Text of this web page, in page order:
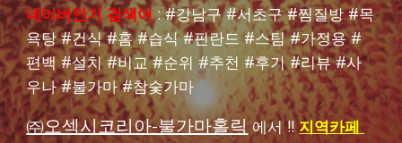
네이버인기 검색어:#강남구 #서초구#찜질방#목
욕탕 #건식 #홈 #습식 #핀란드 #스팀 #가정용 #
편백 #설치 #비교 #순위 #추천 #후기 #리뷰 #사
우나 #불가마#참숯가마
㈜오섹시코리아-불가마홀릭에서 !!지역카페